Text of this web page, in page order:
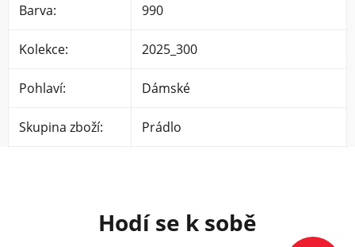
Barva: 990
Kolekce: 2025_300
Pohlaví: Dámské
Skupina zboží: Prádlo